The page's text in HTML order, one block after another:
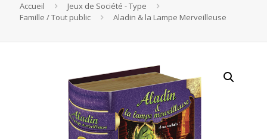
Accueil
Jeux de Société - Type
Famille / Tout public
Aladin & la Lampe Merveilleuse